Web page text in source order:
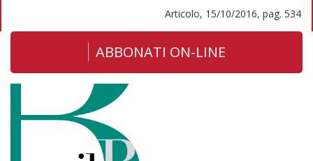
Articolo, 15/10/2016, pag. 534
ABBONATI ON-LINE